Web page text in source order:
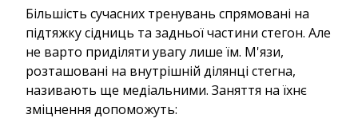
Більшість сучасних тренувань спрямовані на
підтяжку сідниць та задньої частини стегон. Але
не варто приділяти увагу лише їм. М'язи,
розташовані на внутрішній ділянці стегна,
називають ще медіальними. Заняття на їхнє
зміцнення допоможуть: